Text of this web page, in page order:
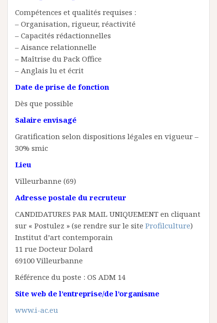
Compétences et qualités requises :
– Organisation, rigueur, réactivité
– Capacités rédactionnelles
– Aisance relationnelle
– Maîtrise du Pack Office
– Anglais lu et écrit
Date de prise de fonction
Dès que possible
Salaire envisagé
Gratification selon dispositions légales en vigueur –
30% smic
Lieu
Villeurbanne (69)
Adresse postale du recruteur
CANDIDATURES PAR MAIL UNIQUEMENT en cliquant
sur « Postulez » (se rendre sur le site Profilculture)
Institut d’art contemporain
11 rue Docteur Dolard
69100 Villeurbanne
Référence du poste : OS ADM 14
Site web de l’entreprise/de l’organisme
www.i-ac.eu